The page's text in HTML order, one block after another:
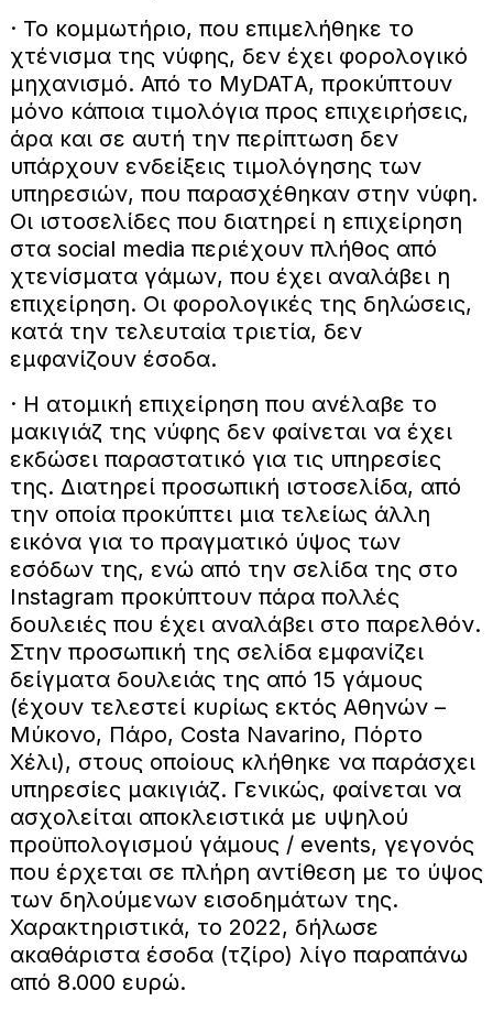
· Το κομμωτήριο, που επιμελήθηκε το
χτένισμα της νύφης, δεν έχει φορολογικό
μηχανισμό. Από το MyDATΑ, προκύπτουν
μόνο κάποια τιμολόγια προς επιχειρήσεις,
άρα και σε αυτή την περίπτωση δεν
υπάρχουν ενδείξεις τιμολόγησης των
υπηρεσιών, που παρασχέθηκαν στην νύφη.
Οι ιστοσελίδες που διατηρεί η επιχείρηση
στα social media περιέχουν πλήθος από
χτενίσματα γάμων, που έχει αναλάβει η
επιχείρηση. Οι φορολογικές της δηλώσεις,
κατά την τελευταία τριετία, δεν
εμφανίζουν έσοδα.
· Η ατομική επιχείρηση που ανέλαβε το
μακιγιάζ της νύφης δεν φαίνεται να έχει
εκδώσει παραστατικό για τις υπηρεσίες
της. Διατηρεί προσωπική ιστοσελίδα, από
την οποία προκύπτει μια τελείως άλλη
εικόνα για το πραγματικό ύψος των
εσόδων της, ενώ από την σελίδα της στο
Instagram προκύπτουν πάρα πολλές
δουλειές που έχει αναλάβει στο παρελθόν.
Στην προσωπική της σελίδα εμφανίζει
δείγματα δουλειάς της από 15 γάμους
(έχουν τελεστεί κυρίως εκτός Αθηνών –
Μύκονο, Πάρο, Costa Navarino, Πόρτο
Χέλι), στους οποίους κλήθηκε να παράσχει
υπηρεσίες μακιγιάζ. Γενικώς, φαίνεται να
ασχολείται αποκλειστικά με υψηλού
προϋπολογισμού γάμους / events, γεγονός
που έρχεται σε πλήρη αντίθεση με το ύψος
των δηλούμενων εισοδημάτων της.
Χαρακτηριστικά, το 2022, δήλωσε
ακαθάριστα έσοδα (τζίρο) λίγο παραπάνω
από 8.000 ευρώ.